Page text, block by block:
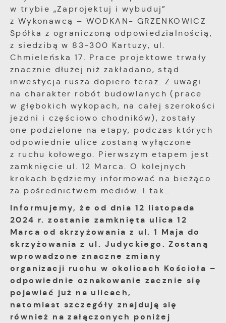
w trybie „Zaprojektuj i wybuduj”
z Wykonawcą – WODKAN- GRZENKOWICZ
Spółka z ograniczoną odpowiedzialnością,
z siedzibą w 83-300 Kartuzy, ul.
Chmieleńska 17. Prace projektowe trwały
znacznie dłużej niż zakładano, stąd
inwestycja rusza dopiero teraz. Z uwagi
na charakter robót budowlanych (prace
w głębokich wykopach, na całej szerokości
jezdni i częściowo chodników), zostały
one podzielone na etapy, podczas których
odpowiednie ulice zostaną wyłączone
z ruchu kołowego. Pierwszym etapem jest
zamknięcie ul. 12 Marca. O kolejnych
krokach będziemy informować na bieżąco
za pośrednictwem mediów. I tak…
Informujemy, że od dnia 12 listopada
2024 r. zostanie zamknięta ulica 12
Marca od skrzyżowania z ul. 1 Maja do
skrzyżowania z ul. Judyckiego. Zostaną
wprowadzone znaczne zmiany
organizacji ruchu w okolicach Kościoła –
odpowiednie oznakowanie zacznie się
pojawiać już na ulicach,
natomiast szczegóły znajdują się
również na załączonych poniżej
Wyrażenie zgody na analityczne pliki cookies
gwarantuje dostępność wszystkich
funkcjonalności.
Promocyjne pliki cookies służą do
prezentowania Ci naszych komunikatów na
podstawie analizy Twoich upodobań oraz
Twoich zwyczajów dotyczących przeglądanej
witryny internetowej. Treści promocyjne mogą
pojawić się na stronach podmiotów trzecich
lub firm będących naszymi partnerami oraz
innych dostawców usług. Firmy te działają w
charakterze pośredników prezentujących nasze
treści w postaci wiadomości, ofert,
komunikatów mediów społecznościowych.
Więcej